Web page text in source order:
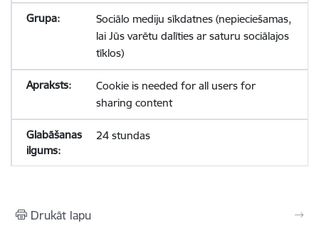
Sociālo mediju sīkdatnes (nepieciešamas,
lai Jūs varētu dalīties ar saturu sociālajos
tīklos)
Cookie is needed for all users for
sharing content
24 stundas
Drukāt lapu